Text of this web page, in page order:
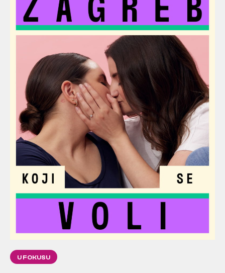
U FOKUSU